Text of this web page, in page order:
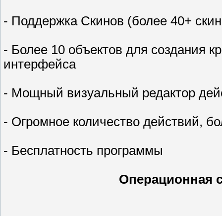
- Поддержка Скинов (более 40+
- Более 10 объектов для создания
интерфейса
- Мощный визуальный редактор
- Огромное количество действий,
- Бесплатность программы
Операционная